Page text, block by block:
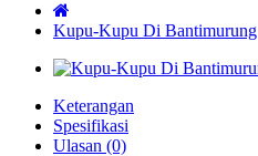
Kupu-Kupu Di Bantimurung
Keterangan
Spesifikasi
Ulasan (0)